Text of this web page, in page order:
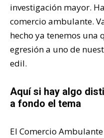
investigación mayor.
comercio ambulante.
hecho ya tenemos
egresión a uno de
edil.
Aquí si hay algo
a fondo el tema
El Comercio